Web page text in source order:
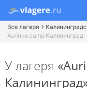
Все лагеря
Aurinko camp Калининград
У лагеря